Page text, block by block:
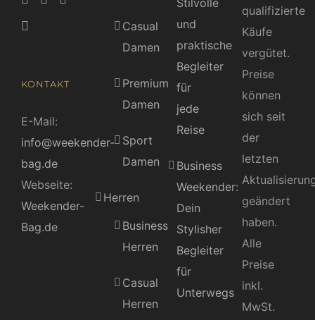
KONTAKT
E-Mail:
info@weekender-
bag.de
Webseite:
Weekender-
Bag.de
Casual
Damen
Premium
Damen
Sport
Damen
Herren
Business
Herren
Casual
Herren
Stilvolle
und
praktische
Begleiter
für
jede
Reise
Business
Weekender:
Dein
Stylisher
Begleiter
für
Unterwegs
qualifizierte
Käufe
vergütet.
Preise
können
sich seit
der
letzten
geändert
haben.
Alle
Preise
inkl.
MwSt.